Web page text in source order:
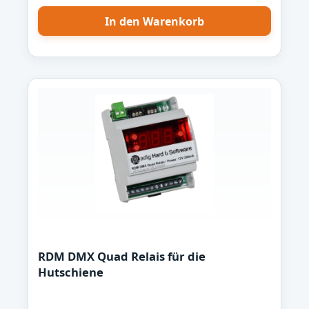
mit Lötstopplack versehen. Für eine
Funkstrecke werden zwei Module benötigt!
In den Warenkorb
RDM DMX Quad Relais für die
Hutschiene